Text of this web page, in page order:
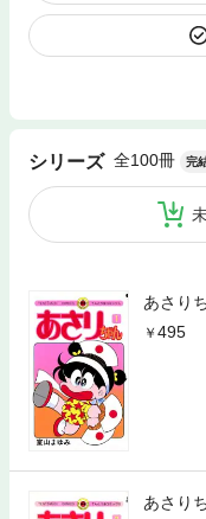
シリーズ 全100冊 完
あさり
495
あさり